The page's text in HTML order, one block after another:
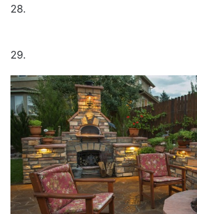
28.
29.